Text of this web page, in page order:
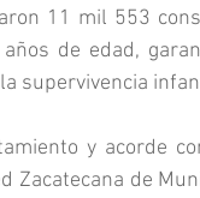
11 mil 553
de edad,
supervivencia
y acorde
Zacatecana de